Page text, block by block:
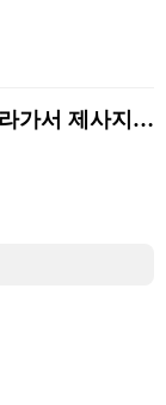
15년 전 사이비 종교 따라가서 제사지내고 온 썰.